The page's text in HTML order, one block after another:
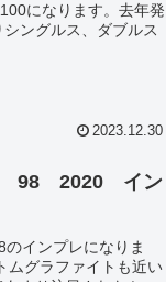
になります。去年発
ングルス、ダブルス
2023.12.30
98 2020 イン
インプレになりま
ムグラファイトも近い